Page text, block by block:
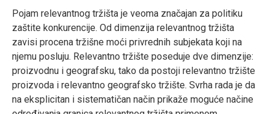
Pojam relevantnog tržišta je veoma značajan za politiku
zaštite konkurencije. Od dimenzija relevantnog tržišta
zavisi procena tržišne moći privrednih subjekata koji na
njemu posluju. Relevantno tržište poseduje dve dimenzije:
proizvodnu i geografsku, tako da postoji relevantno tržište
proizvoda i relevantno geografsko tržište. Svrha rada je da
na eksplicitan i sistematičan način prikaže moguće načine